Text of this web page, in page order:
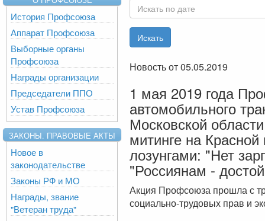
История Профсоюза
Аппарат Профсоюза
Выборные органы
Профсоюза
Награды организации
Председатели ППО
Устав Профсоюза
ЗАКОНЫ. ПРАВОВЫЕ АКТЫ
Новое в
законодательстве
Законы РФ и МО
Награды, звание
"Ветеран труда"
Новость от 05.05.2019
1 мая 2019 года
автомобильного
Московской
митинге на
лозунгами: "Нет
"Россиянам -
Акция Профсоюза прошла с
социально-трудовых прав и